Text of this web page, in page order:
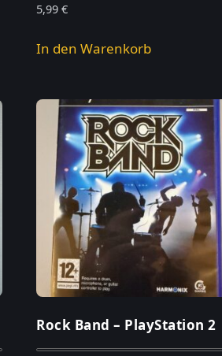
5,99€
In den Warenkorb
Rock Band – PlayStation 2